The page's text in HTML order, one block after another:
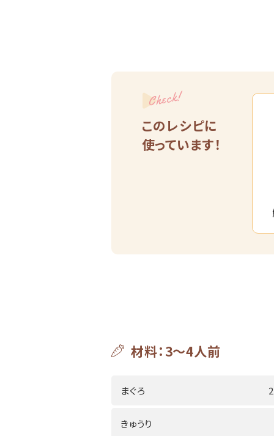
Check!
このレシピに
使っています！
材料：3～4人前
まぐろ
きゅうり